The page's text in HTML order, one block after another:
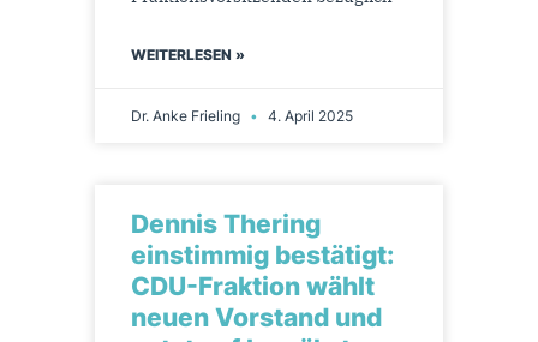
WEITERLESEN »
Dr. Anke Frieling 4. April 2025
Dennis Thering
einstimmig bestätigt:
CDU-Fraktion wählt
neuen Vorstand und